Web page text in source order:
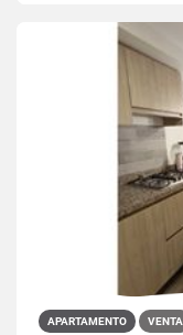
APARTAMENTO VENTA